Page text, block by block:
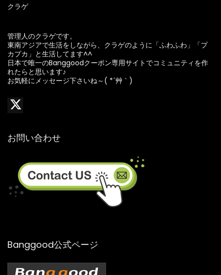
クラゲ
管理人のクラゲです。
東南アジアで生活をしながら、クラゲのように「ふわふわ」「プ
カプカ」と生活してます^^
日本で唯一のBanggoodクーポン専用サイトでコミュニティを作
れたらと思います♪
お気軽にメッセージ下さいね～( *´艸｀)
お問い合わせ
Banggood公式ページ